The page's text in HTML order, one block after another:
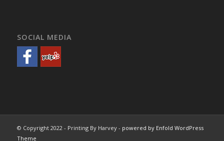
SOCIAL MEDIA
© Copyright 2022 - Printing By Harvey - powered by Enfold WordPress
Theme